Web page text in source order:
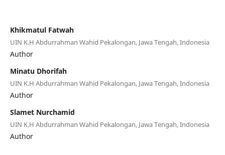
Khikmatul Fatwah
UIN K.H Abdurrahman Wahid Pekalongan, Jawa Tengah, Indonesia
Author
Minatu Dhorifah
UIN K.H Abdurrahman Wahid Pekalongan, Jawa Tengah, Indonesia
Author
Slamet Nurchamid
UIN K.H Abdurrahman Wahid Pekalongan, Jawa Tengah, Indonesia
Author